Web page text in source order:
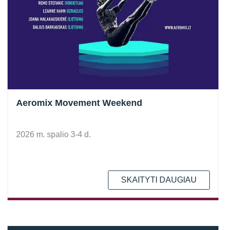
Aeromix Movement Weekend
2026 m. spalio 3-4 d.
SKAITYTI DAUGIAU